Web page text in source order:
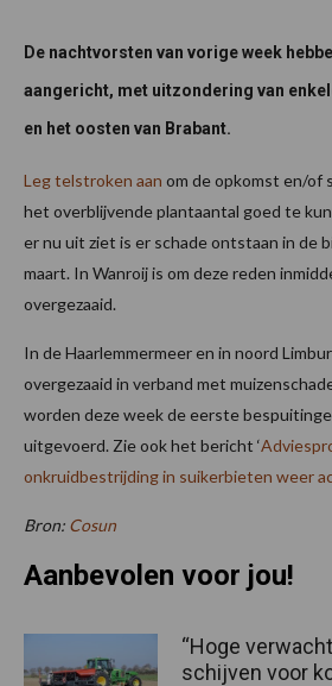
De nachtvorsten van vorige week
aangericht, met uitzondering van
en het oosten van Brabant.
Leg telstroken aan om de opkomst en/of
het overblijvende plantaantal goed te
er nu uit ziet is er schade ontstaan in de
maart. In Wanroij is om deze reden
overgezaaid.
In de Haarlemmermeer en in noord
overgezaaid in verband met
worden deze week de eerste
uitgevoerd. Zie ook het bericht ‘
onkruidbestrijding in suikerbieten weer
Bron: Cosun
Aanbevolen voor jou!
“Hoge
schijven voor